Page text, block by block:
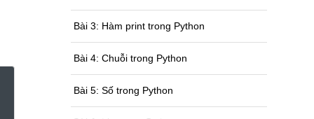
Bài 3: Hàm print trong Python
Bài 4: Chuỗi trong Python
Bài 5: Số trong Python